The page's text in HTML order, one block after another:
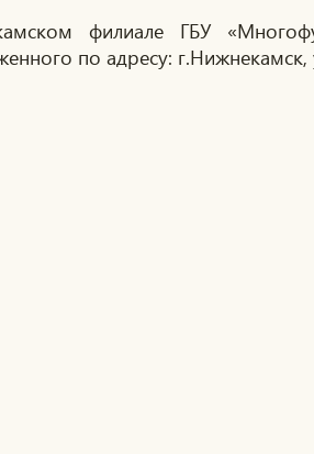
филиале ГБУ
по адресу: